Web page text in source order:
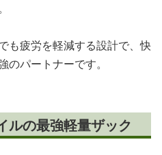
も疲労を軽減する設計で、快
パートナーです。
ルの最強軽量ザック